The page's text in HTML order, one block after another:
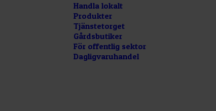
Handla lokalt
Produkter
Tjänstetorget
Gårdsbutiker
För offentlig sektor
Dagligvaruhandel